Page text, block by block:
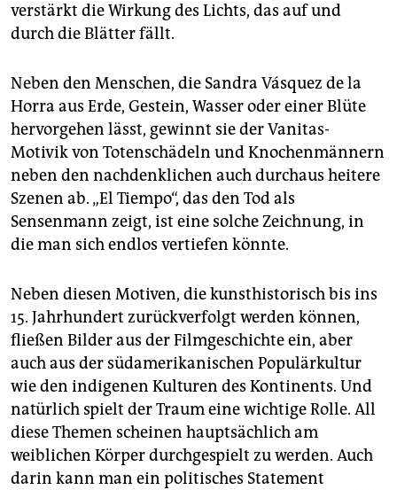
verstärkt die Wirkung des Lichts, das auf und
durch die Blätter fällt.
Neben den Menschen, die Sandra Vásquez de la
Horra aus Erde, Gestein, Wasser oder einer Blüte
hervorgehen lässt, gewinnt sie der Vanitas-
Motivik von Totenschädeln und Knochenmännern
neben den nachdenklichen auch durchaus heitere
Szenen ab. „El Tiempo“, das den Tod als
Sensenmann zeigt, ist eine solche Zeichnung, in
die man sich endlos vertiefen könnte.
Neben diesen Motiven, die kunsthistorisch bis ins
15. Jahrhundert zurückverfolgt werden können,
fließen Bilder aus der Filmgeschichte ein, aber
auch aus der südamerikanischen Populärkultur
wie den indigenen Kulturen des Kontinents. Und
natürlich spielt der Traum eine wichtige Rolle. All
diese Themen scheinen hauptsächlich am
weiblichen Körper durchgespielt zu werden. Auch
darin kann man ein politisches Statement